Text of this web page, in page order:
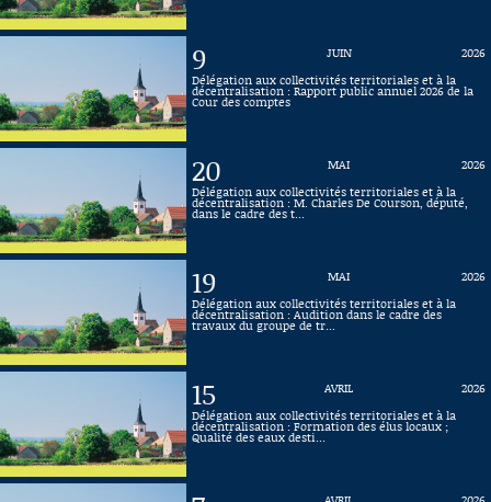
9 JUIN
2026
Délégation aux collectivités territoriales et à la
décentralisation : Rapport public annuel 2026 de la
Cour des comptes
20 MAI
2026
Délégation aux collectivités territoriales et à la
décentralisation : M. Charles De Courson, député,
dans le cadre des t...
19 MAI
2026
Délégation aux collectivités territoriales et à la
décentralisation : Audition dans le cadre des
travaux du groupe de tr...
15 AVRIL
2026
Délégation aux collectivités territoriales et à la
décentralisation : Formation des élus locaux ;
Qualité des eaux desti...